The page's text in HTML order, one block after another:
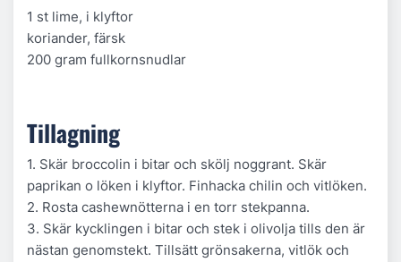
1 st lime, i klyftor
koriander, färsk
200 gram fullkornsnudlar
Tillagning
1. Skär broccolin i bitar och skölj noggrant. Skär
paprikan o löken i klyftor. Finhacka chilin och vitlöken.
2. Rosta cashewnötterna i en torr stekpanna.
3. Skär kycklingen i bitar och stek i olivolja tills den är
nästan genomstekt. Tillsätt grönsakerna, vitlök och